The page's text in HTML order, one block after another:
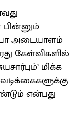
அடையாளம்
கேள்விகளில்
மிக்க
என்பது